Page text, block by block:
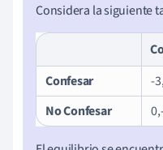
Considera la siguiente
Confesar
-
No Confesar